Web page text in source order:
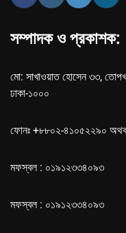
সম্পাদক ও প্রকাশক:
মো: সাখাওয়াত হোসেন ৩৩,
ঢাকা-১০০০
ফোনঃ +৮৮০২-৪১০৫২২৯০
মফস্বল : ০১৯১২৩৩৪০৯৩
মফস্বল : ০১৯১২৩৩৪০৯৩